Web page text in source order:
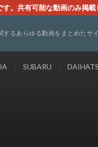
。共有可能な動画のみ掲
するあらゆる動画をまとめたサ
SUBARU